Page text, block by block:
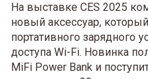
На выставке CES 2025
новый аксессуар,
портативного зарядного
доступа Wi-Fi. Новинка
MiFi Power Bank и